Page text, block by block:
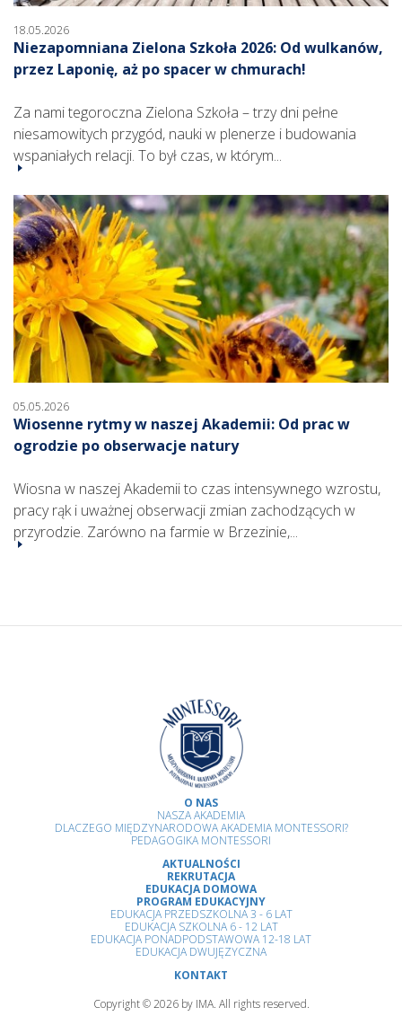
18.05.2026
Niezapomniana Zielona Szkoła 2026: Od wulkanów,
przez Laponię, aż po spacer w chmurach!
Za nami tegoroczna Zielona Szkoła – trzy dni pełne
niesamowitych przygód, nauki w plenerze i budowania
wspaniałych relacji. To był czas, w którym...
05.05.2026
Wiosenne rytmy w naszej Akademii: Od prac w
ogrodzie po obserwacje natury
Wiosna w naszej Akademii to czas intensywnego wzrostu,
pracy rąk i uważnej obserwacji zmian zachodzących w
przyrodzie. Zarówno na farmie w Brzezinie,...
O NAS
NASZA AKADEMIA
DLACZEGO MIĘDZYNARODOWA AKADEMIA MONTESSORI?
PEDAGOGIKA MONTESSORI
AKTUALNOŚCI
REKRUTACJA
EDUKACJA DOMOWA
PROGRAM EDUKACYJNY
EDUKACJA PRZEDSZKOLNA 3 - 6 LAT
EDUKACJA SZKOLNA 6 - 12 LAT
EDUKACJA PONADPODSTAWOWA 12-18 LAT
EDUKACJA DWUJĘZYCZNA
KONTAKT
Copyright © 2026 by IMA. All rights reserved.